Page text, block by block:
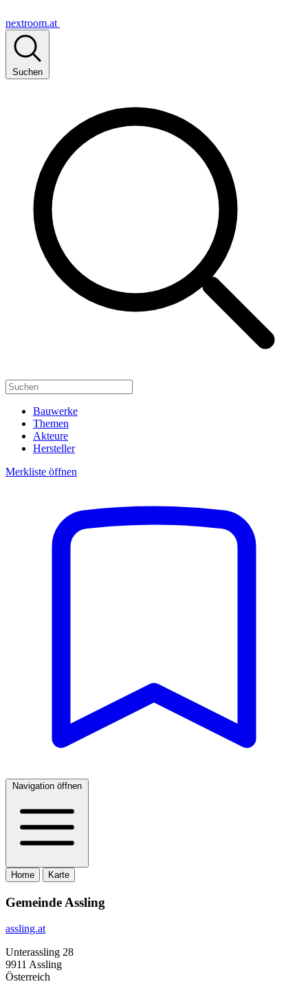
nextroom.at
Suchen
Bauwerke
Themen
Akteure
Hersteller
Merkliste öffnen
Navigation öffnen
Home Karte
Gemeinde Assling
assling.at
Unterassling 28
9911 Assling
Österreich